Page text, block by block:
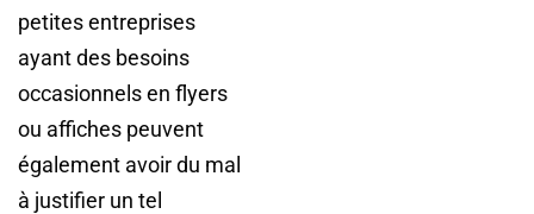
petites entreprises
ayant des besoins
occasionnels en flyers
ou affiches peuvent
également avoir du mal
à justifier un tel